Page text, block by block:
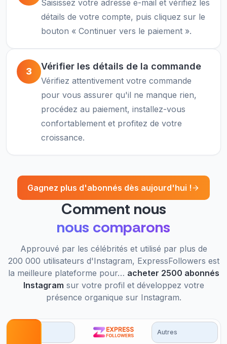
Saisissez votre adresse e-mail et vérifiez les
détails de votre compte, puis cliquez sur le
bouton « Continuer vers le paiement ».
3 Vérifier les détails de la commande
Vérifiez attentivement votre commande
pour vous assurer qu'il ne manque rien,
procédez au paiement, installez-vous
confortablement et profitez de votre
croissance.
Gagnez plus d'abonnés dès aujourd'hui !
Comment nous
nous comparons
Approuvé par les célébrités et utilisé par plus de
200 000 utilisateurs d'Instagram, ExpressFollowers est
la meilleure plateforme pour… acheter 2500 abonnés
Instagram sur votre profil et développez votre
présence organique sur Instagram.
Autres